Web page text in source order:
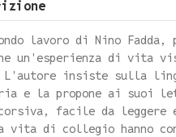
lavoro di Nino
un'esperienza di vita
insiste sulla
e la propone ai suoi
facile da
vita di collegio hanno